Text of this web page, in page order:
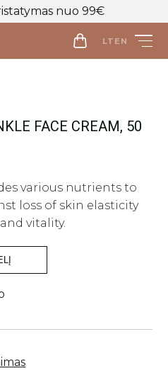
nuo 99€
LT EN
maskuokliai
FACE CREAM, 50
various nutrients to
loss of skin elasticity
vitality.